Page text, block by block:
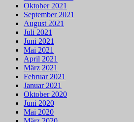
Oktober 2021
September 2021
August 2021
Juli 2021
Juni 2021
Mai 2021
April 2021
März 2021
Februar 2021
Januar 2021
Oktober 2020
Juni 2020
Mai 2020